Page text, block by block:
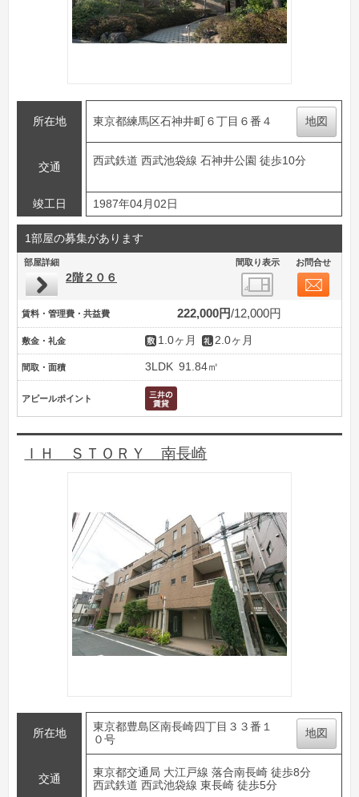
所在地 東京都練馬区石神井町６丁目６番４ 地図
交通
西武鉄道 西武池袋線 石神井公園 徒歩10分
竣工日 1987年04月02日
1部屋の募集があります
部屋詳細 間取り表示 お問合せ
2階２０６
賃料・管理費・共益費 222,000円 12,000円
敷金・礼金 1.0ヶ月 2.0ヶ月
間取・面積 3LDK 91.84㎡
アピールポイント
ＩＨ ＳＴＯＲＹ 南長崎
所在地
東京都豊島区南長崎四丁目３３番１
０号
地図
交通
東京都交通局 大江戸線 落合南長崎 徒歩8分
西武鉄道 西武池袋線 東長崎 徒歩5分